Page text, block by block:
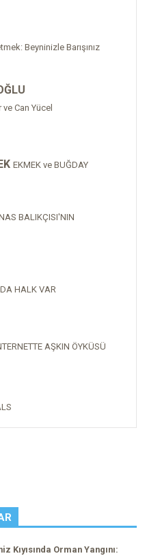
Beyninizle Barışınız
Can Yücel
EKMEK ve BUĞDAY
BALIKÇISI'NIN
HALK VAR
AŞKIN ÖYKÜSÜ
Kıyısında Orman Yangını: